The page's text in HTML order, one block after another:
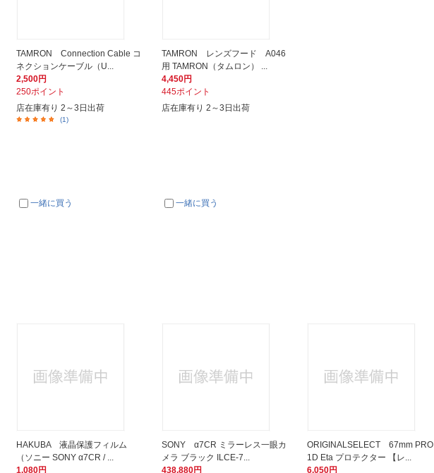
TAMRON Connection Cable コ
ネクションケーブル（U...
2,500円
250ポイント
店在庫有り 2～3日出荷
(1)
一緒に買う
TAMRON レンズフード A046
用 TAMRON（タムロン） ...
4,450円
445ポイント
店在庫有り 2～3日出荷
一緒に買う
HAKUBA 液晶保護フィルム
（ソニー SONY α7CR / ...
1,080円
SONY α7CR ミラーレス一眼カ
メラ ブラック ILCE-7...
438,880円
ORIGINALSELECT 67mm PRO
1D Eta プロテクター 【レ...
6,050円